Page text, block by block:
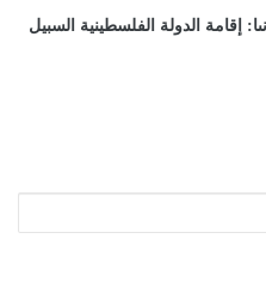
إقامة الدولة الفلسطينية السبيل